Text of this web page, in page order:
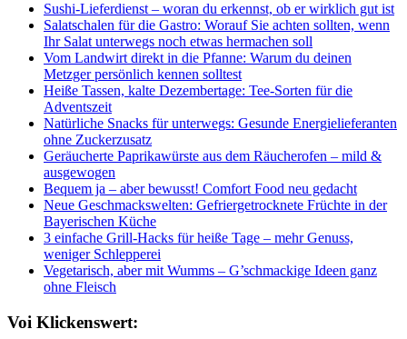
Sushi-Lieferdienst – woran du erkennst, ob er wirklich gut ist
Salatschalen für die Gastro: Worauf Sie achten sollten, wenn
Ihr Salat unterwegs noch etwas hermachen soll
Vom Landwirt direkt in die Pfanne: Warum du deinen
Metzger persönlich kennen solltest
Heiße Tassen, kalte Dezembertage: Tee-Sorten für die
Adventszeit
Natürliche Snacks für unterwegs: Gesunde Energielieferanten
ohne Zuckerzusatz
Geräucherte Paprikawürste aus dem Räucherofen – mild &
ausgewogen
Bequem ja – aber bewusst! Comfort Food neu gedacht
Neue Geschmackswelten: Gefriergetrocknete Früchte in der
Bayerischen Küche
3 einfache Grill-Hacks für heiße Tage – mehr Genuss,
weniger Schlepperei
Vegetarisch, aber mit Wumms – G’schmackige Ideen ganz
ohne Fleisch
Voi Klickenswert: